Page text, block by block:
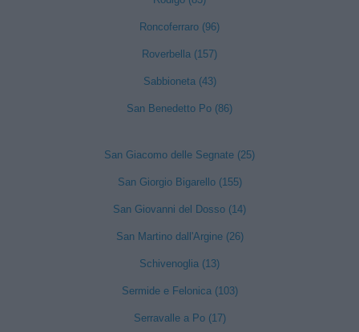
Roncoferraro (96)
Roverbella (157)
Sabbioneta (43)
San Benedetto Po (86)
San Giacomo delle Segnate (25)
San Giorgio Bigarello (155)
San Giovanni del Dosso (14)
San Martino dall'Argine (26)
Schivenoglia (13)
Sermide e Felonica (103)
Serravalle a Po (17)